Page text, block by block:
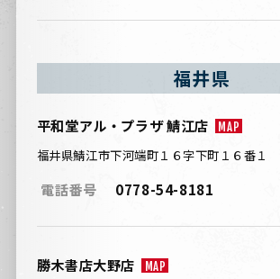
福井県
平和堂アル・プラザ 鯖江店 MAP
福井県鯖江市下河端町１６字下町１
電話番号 0778-54-8181
勝木書店大野店 MAP